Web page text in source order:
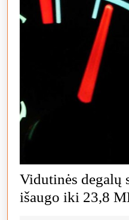
Vidutinės degalų
išaugo iki 23,8